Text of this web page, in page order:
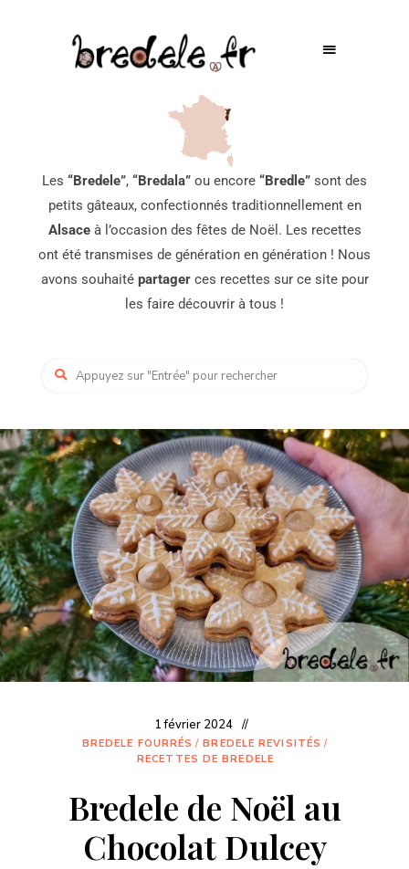
Les “Bredele”, “Bredala” ou encore “Bredle” sont des
petits gâteaux, confectionnés traditionnellement en
Alsaceà l’occasion des fêtes de Noël. Les recettes
ont été transmises de génération en génération ! Nous
avons souhaité partagerces recettes sur ce site pour
les faire découvrir à tous !
1 février 2024
BREDELE FOURRÉS / BREDELE REVISITÉS /
RECETTES DE BREDELE
Bredele de Noël au
Chocolat Dulcey